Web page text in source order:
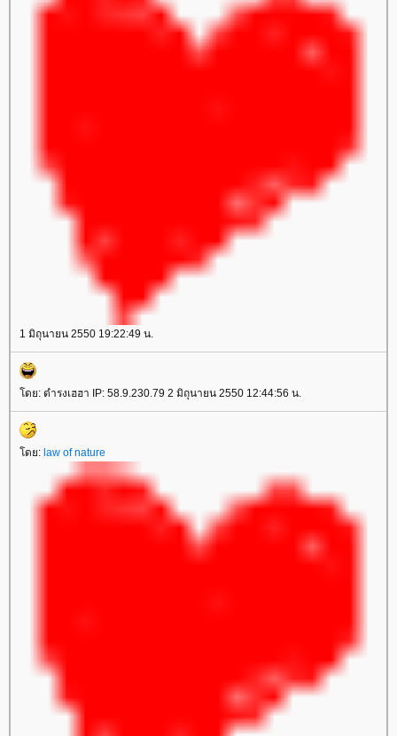
1 มิถุนายน 2550 19:22:49 น.
ดย: ดำรงเฮฮา IP: 58.9.230.79 2 มิถุนายน 2550 12:44:56 น.
ดย: law of nature